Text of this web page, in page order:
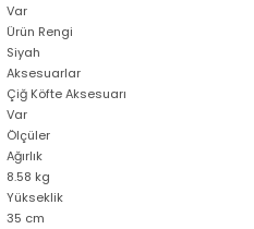
Var
Ürün Rengi
Siyah
Aksesuarlar
Çiğ Köfte Aksesuarı
Var
Ölçüler
Ağırlık
8.58 kg
Yükseklik
35 cm